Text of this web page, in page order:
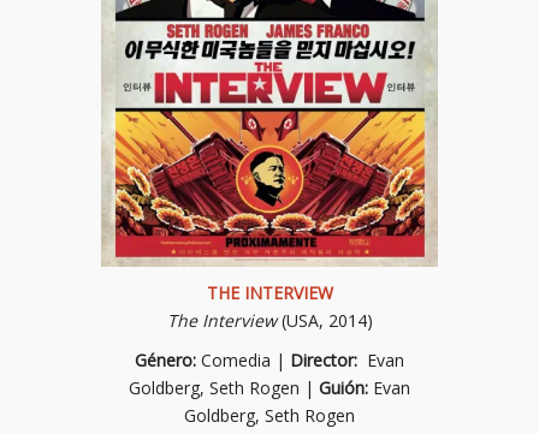
THE INTERVIEW
The Interview(USA, 2014)
Género: Comedia | Director: Evan
Goldberg, Seth Rogen | Guión: Evan
Goldberg, Seth Rogen